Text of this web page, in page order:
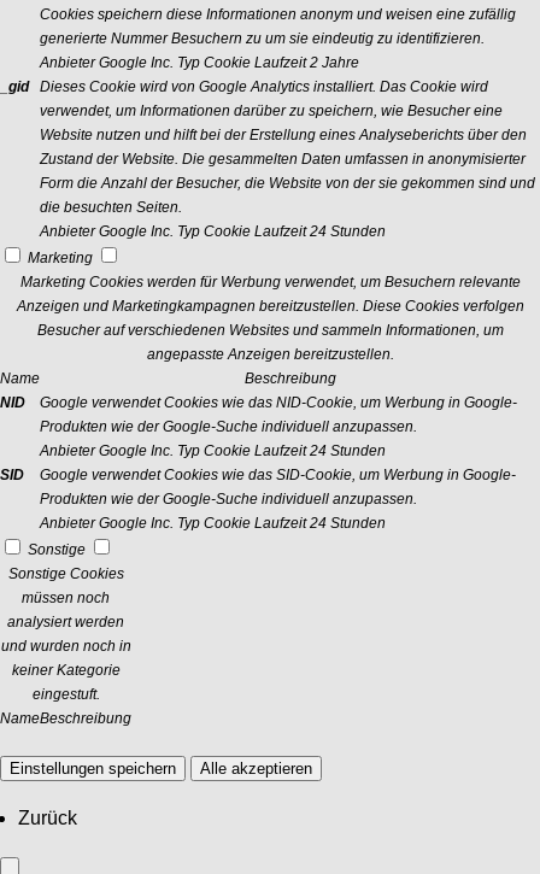
Cookies speichern diese Informationen anonym und weisen eine zufällig
generierte Nummer Besuchern zu um sie eindeutig zu identifizieren.
Anbieter Google Inc. Typ Cookie Laufzeit 2 Jahre
_gid
Dieses Cookie wird von Google Analytics installiert. Das Cookie wird
verwendet, um Informationen darüber zu speichern, wie Besucher eine
Website nutzen und hilft bei der Erstellung eines Analyseberichts über den
Zustand der Website. Die gesammelten Daten umfassen in anonymisierter
Form die Anzahl der Besucher, die Website von der sie gekommen sind und
die besuchten Seiten.
Anbieter Google Inc. Typ Cookie Laufzeit 24 Stunden
Marketing
Marketing Cookies werden für Werbung verwendet, um Besuchern relevante
Anzeigen und Marketingkampagnen bereitzustellen. Diese Cookies verfolgen
Besucher auf verschiedenen Websites und sammeln Informationen, um
angepasste Anzeigen bereitzustellen.
Name
Beschreibung
NID
Google verwendet Cookies wie das NID-Cookie, um Werbung in Google-
Produkten wie der Google-Suche individuell anzupassen.
Anbieter Google Inc. Typ Cookie Laufzeit 24 Stunden
SID
Google verwendet Cookies wie das SID-Cookie, um Werbung in Google-
Produkten wie der Google-Suche individuell anzupassen.
Anbieter Google Inc. Typ Cookie Laufzeit 24 Stunden
Sonstige
Sonstige Cookies
müssen noch
analysiert werden
und wurden noch in
keiner Kategorie
eingestuft.
NameBeschreibung
Einstellungen speichern Alle akzeptieren
Zurück